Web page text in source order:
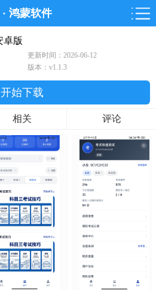
· 鸿蒙软件
专题
卓版
更新时间：2026-06-12
版本：v1.1.3
开始下载
相关 评论